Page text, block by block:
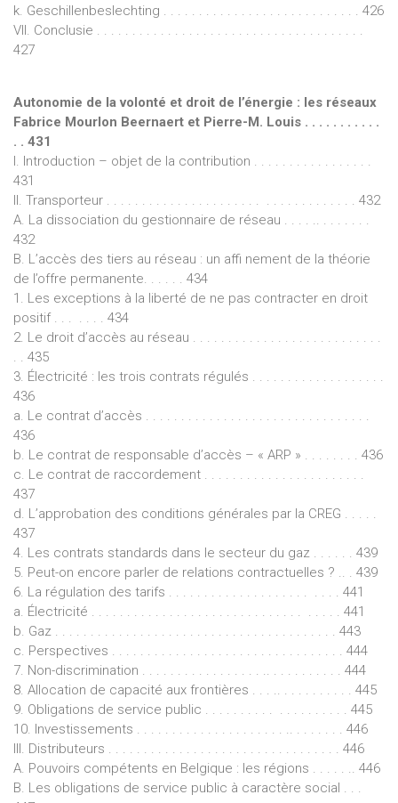
k. Geschillenbeslechting . . . . . . . . . . . . . . . . . . . . . . . . . . . . 426
VII. Conclusie . . . . . . . . . . . . . . . . . . . . . . . . . . . . . . . . . . . . . .
427
Autonomie de la volonté et droit de l’énergie : les réseaux
Fabrice Mourlon Beernaert et Pierre-M. Louis . . . . . . . . . . .
. . 431
I. Introduction – objet de la contribution . . . . . . . . . . . . . . . . .
431
II. Transporteur . . . . . . . . . . . . . . . . . . . . . . . . . . . . . . . . . . . 432
A. La dissociation du gestionnaire de réseau . . . . .. . . . . . . .
432
B. L’accès des tiers au réseau : un affi nement de la théorie
de l’offre permanente. . . . . . 434
1. Les exceptions à la liberté de ne pas contracter en droit
positif . . . . . . . 434
2. Le droit d’accès au réseau . . . . . . . . . . . . . . . . . . . . . . . . . . .
. . 435
3. Électricité : les trois contrats régulés . . . . . . . . . . . . . . . . . . .
436
a. Le contrat d’accès . . . . . . . . . . . . . . . . . . . . . . . . . . . . . . . .
436
b. Le contrat de responsable d’accès – « ARP » . . . . . . . . 436
c. Le contrat de raccordement . . . . . . . . . . . . . . . . . . . . . . .
437
d. L’approbation des conditions générales par la CREG . . . . .
437
4. Les contrats standards dans le secteur du gaz . . . . . . 439
5. Peut-on encore parler de relations contractuelles ? .. . 439
6. La régulation des tarifs . . . . . . . . . . . . . . . . . . . . . . . . 441
a. Électricité . . . . . . . . . . . . . . . . . . . . . . . . . . . . . . . . . . . 441
b. Gaz . . . . . . . . . . . . . . . . . . . . . . . . . . . . . . . . . . . . . . . . 443
c. Perspectives . . . . . . . . . . . . . . . . . . . . . . . . . . . . . . . . . 444
7. Non-discrimination . . . . . . . . . . . . . . . . . .. . . . . . . . . . . 444
8. Allocation de capacité aux frontières . . . .. . . . . . . . . . . 445
9. Obligations de service public . . . . . . . . . . . . . . . . . . . . 445
10. Investissements . . . . . . . . . . . . . . . . . . . . . .. . . . . . . . 446
III. Distributeurs . . . . . . . . . . . . . . . . . . . . . . . . . . . . . . . . . 446
A. Pouvoirs compétents en Belgique : les régions . . . . . .. 446
B. Les obligations de service public à caractère social . . .